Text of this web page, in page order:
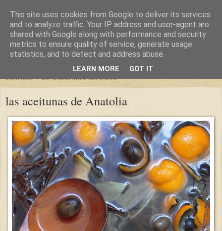
un sitio diferente
una casa para crecer, un castillo para soñar
viernes, 4 de diciembre de 2009
las aceitunas de Anatolia
This site uses cookies from Google to deliver its services
and to analyze traffic. Your IP address and user-agent are
shared with Google along with performance and security
metrics to ensure quality of service, generate usage
statistics, and to detect and address abuse.
LEARN MORE GOT IT